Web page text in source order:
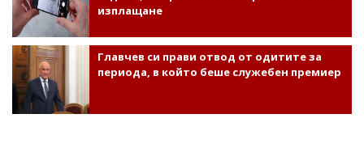
изплащане
Главчев си прави отвод от одитите за
периода, в който беше служебен премиер